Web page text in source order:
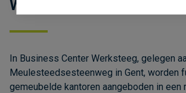
Werksteeg in Gent
In Business Center Werksteeg, gelegen
Meulesteedsesteenweg in Gent, worden
gemeubelde kantoren aangeboden in een